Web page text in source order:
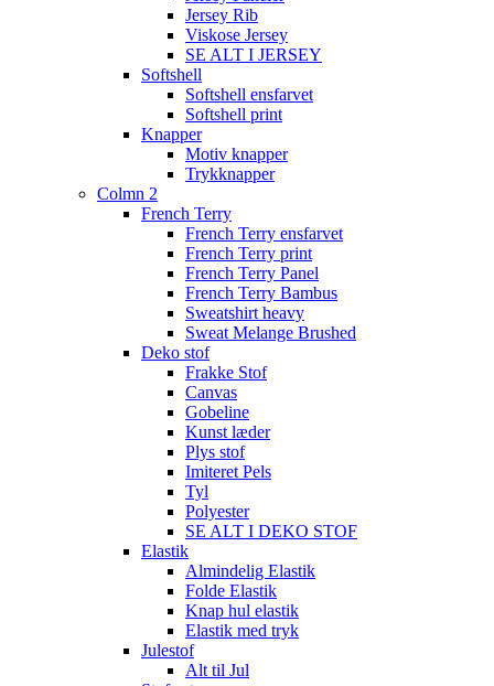
Jersey Rib
Viskose Jersey
SE ALT I JERSEY
Softshell
Softshell ensfarvet
Softshell print
Knapper
Motiv knapper
Trykknapper
Colmn 2
French Terry
French Terry ensfarvet
French Terry print
French Terry Panel
French Terry Bambus
Sweatshirt heavy
Sweat Melange Brushed
Deko stof
Frakke Stof
Canvas
Gobeline
Kunst læder
Plys stof
Imiteret Pels
Tyl
Polyester
SE ALT I DEKO STOF
Elastik
Almindelig Elastik
Folde Elastik
Knap hul elastik
Elastik med tryk
Julestof
Alt til Jul